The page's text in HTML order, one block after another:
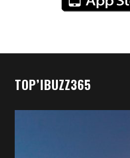
TOP’IBUZZ365